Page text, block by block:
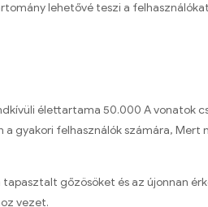
lehetővé teszi a
élettartama 50.000 A vonatok
gyakori felhasználók számára, Mert
gőzösöket és az újonnan
vezet.